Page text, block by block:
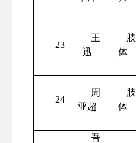
23
王
迅
肢
体
24
周
亚超
肢
体
吾